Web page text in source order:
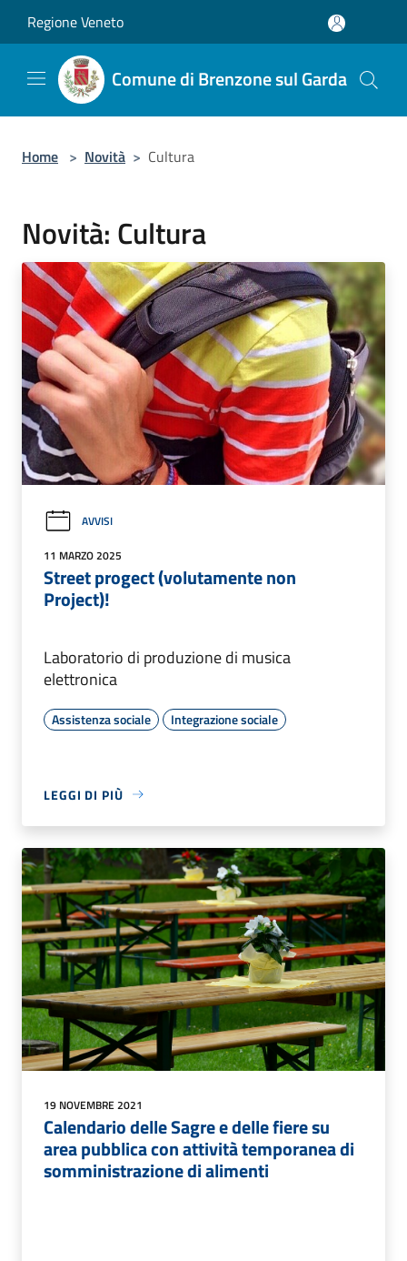
Regione Veneto
Comune di Brenzone sul Garda
Home > Novità > Cultura
Novità: Cultura
AVVISI
11 MARZO 2025
Street progect (volutamente non
Project)!
Laboratorio di produzione di musica
elettronica
Assistenza sociale Integrazione sociale
LEGGI DI PIÙ
19 NOVEMBRE 2021
Calendario delle Sagre e delle fiere su
area pubblica con attività temporanea di
somministrazione di alimenti